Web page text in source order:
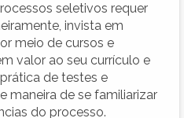
seletivos requer
invista em
meio de cursos e
valor ao seu currículo e
de testes e
maneira de se familiarizar
do processo.